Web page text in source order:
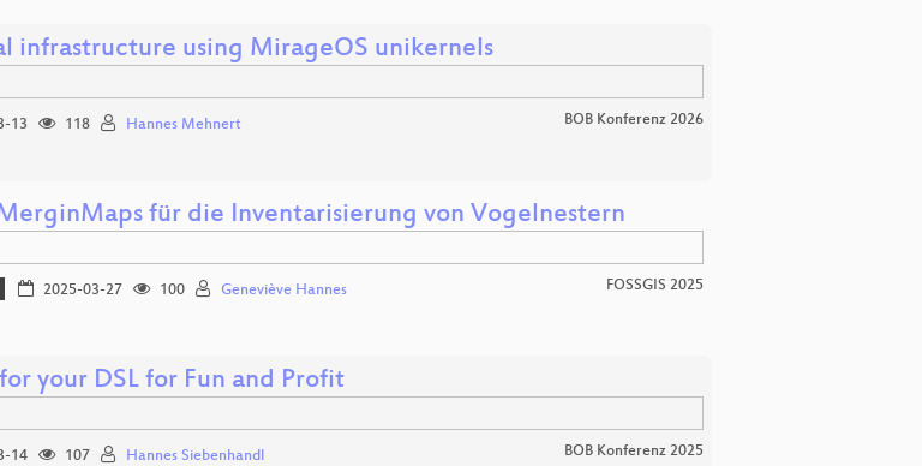
infrastructure using MirageOS unikernels
13 118 Hannes Mehnert BOB Konferenz 2026
für die Inventarisierung von Vogelnestern
2025-03-27 100 Geneviève Hannes FOSSGIS 2025
your DSL for Fun and Profit
14 107 Hannes Siebenhandl BOB Konferenz 2025